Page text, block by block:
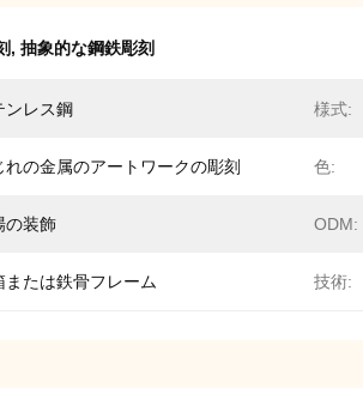
, 抽象的な鋼鉄彫刻
ンレス鋼 様式:
れの金属のアートワークの彫刻 色:
の装飾 ODM:
または鉄骨フレーム 技術: